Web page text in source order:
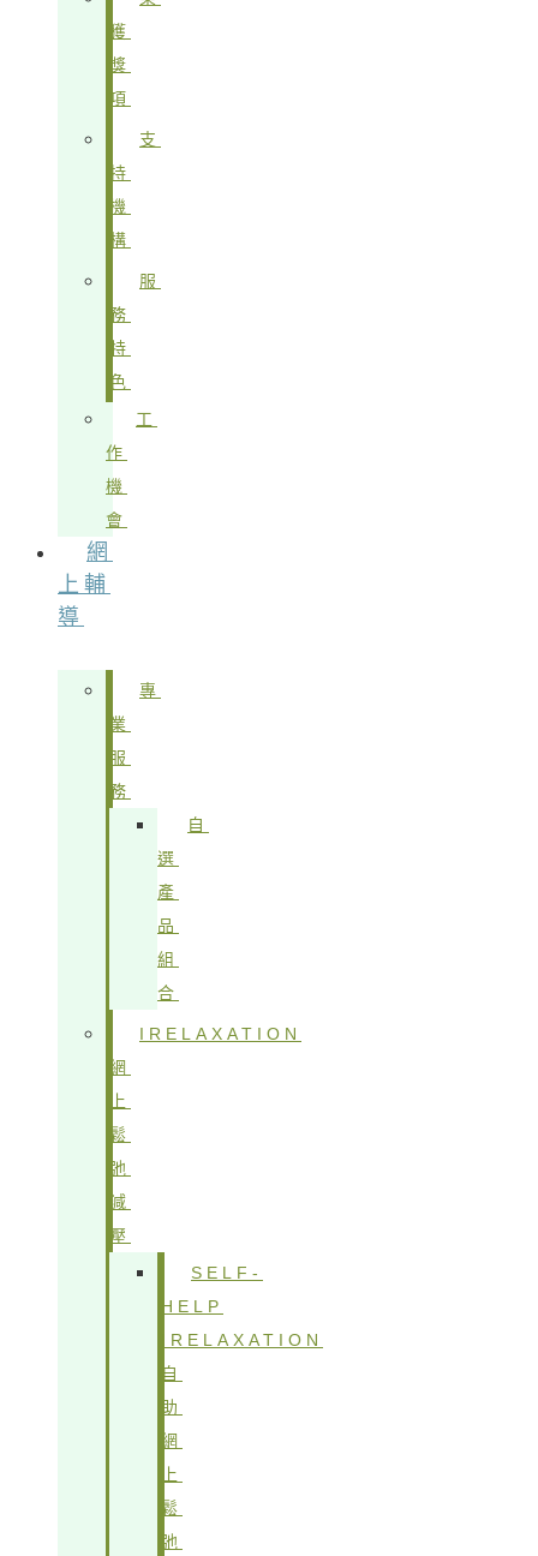
獲
獎
項
支
持
機
構
服
務
特
色
工
作
機
會
網
上輔
導
專
業
服
務
自
選
產
品
組
合
IRELAXATION
網
上
鬆
弛
減
壓
SELF-
HELP
IRELAXATION
自
助
網
上
鬆
弛